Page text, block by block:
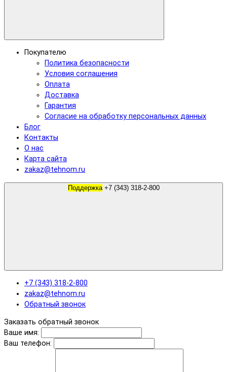
Покупателю
Политика безопасности
Условия соглашения
Оплата
Доставка
Гарантия
Согласие на обработку персональных данных
Блог
Контакты
О нас
Карта сайта
zakaz@tehnom.ru
Поддержка +7 (343) 318-2-800
+7 (343) 318-2-800
zakaz@tehnom.ru
Обратный звонок
Заказать обратный звонок
Ваше имя:
Ваш телефон: